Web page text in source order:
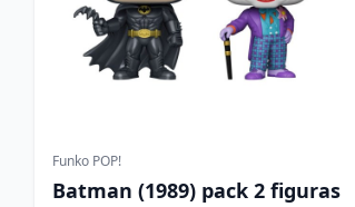
Funko POP!
Batman (1989) pack 2 figuras